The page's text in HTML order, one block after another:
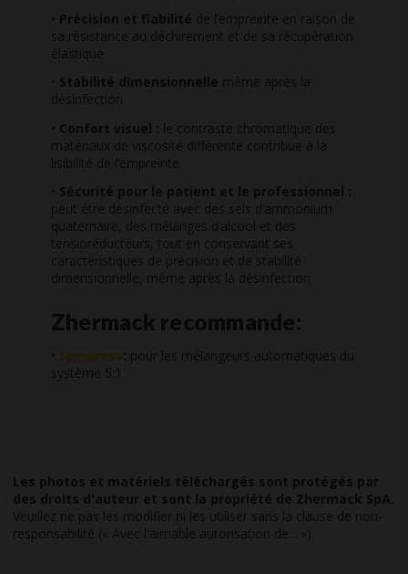
• Précision et fiabilité de l’empreinte en raison de
sa résistance au déchirement et de sa récupération
élastique
• Stabilité dimensionnelle même après la
désinfection
• Confort visuel :
le contraste chromatique des
matériaux de viscosité différente contribue à la
lisibilité de l’empreinte
• Sécurité pour le patient et le professionnel :
peut être désinfecté avec des sels d’ammonium
quaternaire, des mélanges d’alcool et des
tensioréducteurs, tout en conservant ses
caractéristiques de précision et de stabilité
dimensionnelle, même après la désinfection
Zhermack recommande:
• Sympress pour les mélangeurs automatiques du
système 5:1
Les photos et matériels téléchargés sont protégés par
des droits d'auteur et sont la propriété de Zhermack SpA.
Veuillez ne pas les modifier ni les utiliser sans la clause de non-
responsabilité (« Avec l'aimable autorisation de... »).